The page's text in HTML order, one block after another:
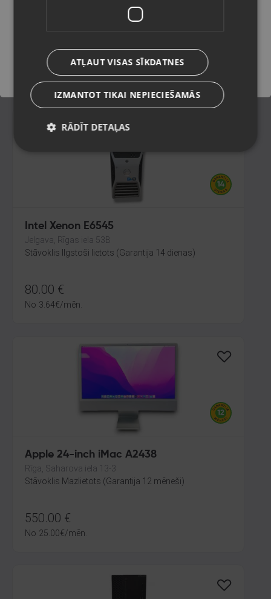
Sigulda, Kr. Valdemāra iela 1a
Stāvoklis Ilgstoši lietots (Garantija 14 dienas)
90.00
4.09€/mēn.
Intel Xenon E6545
Jelgava, Rīgas iela 53B
Stāvoklis Ilgstoši lietots (Garantija 14 dienas)
80.00 €
No 3.64€/mēn.
Apple 24-inch iMac A2438
Rīga, Saharova iela 13-3
Stāvoklis Mazlietots (Garantija 12 mēneši)
550.00 €
No 25.00€/mēn.
Saglabāt
ATĻAUT VISAS SĪKDATNES
IZMANTOT TIKAI NEPIECIEŠAMĀS
RĀDĪT DETAĻAS